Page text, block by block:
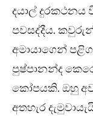
දයාල්
පවසද්දීය.
අමායාගෙන්
පුෂ්පානන්ද
කෝපයකි. ඔහු
අතහැර